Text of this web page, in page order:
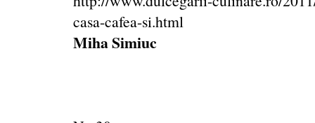
casa-cafea-si.html
Miha Simiuc